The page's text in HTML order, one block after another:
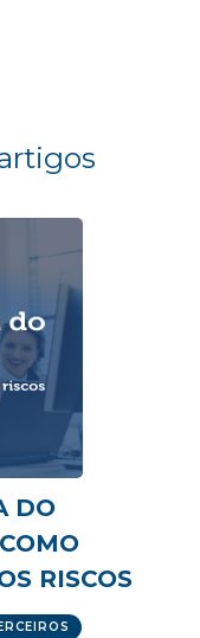
DO
RISCOS